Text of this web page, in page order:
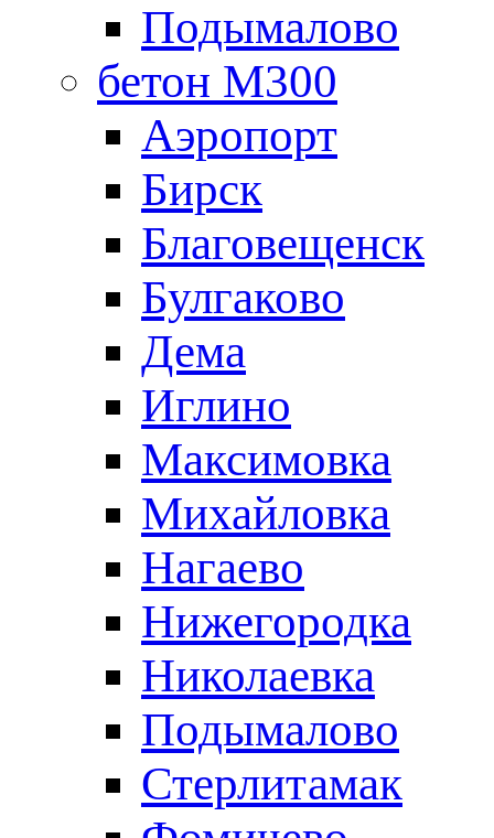
Подымалово
бетон М300
Аэропорт
Бирск
Благовещенск
Булгаково
Дема
Иглино
Максимовка
Михайловка
Нагаево
Нижегородка
Николаевка
Подымалово
Стерлитамак